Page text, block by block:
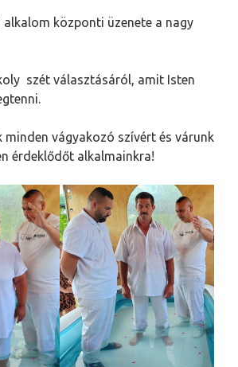
központi üzenete a nagy
szét választásáról, amit Isten
minden vágyakozó szívért és várunk
érdeklődőt alkalmainkra!